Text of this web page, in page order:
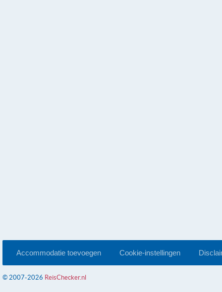
Accommodatie toevoegen Cookie-instellingen
© 2007-2026 ReisChecker.nl